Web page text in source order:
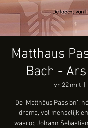
Matthaus
Bach -
vr 22 mrt
  |
De ‘Matthäus Passion’;
drama, vol menselijk
waarop Johann